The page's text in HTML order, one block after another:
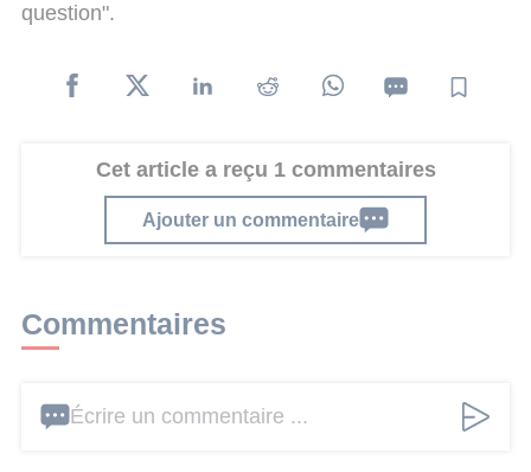
question".
Cet article a reçu 1 commentaires
Ajouter un commentaire
Commentaires
Écrire un commentaire ...